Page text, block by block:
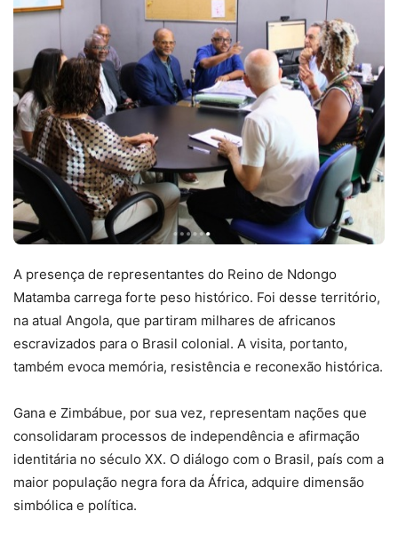
A presença de representantes do Reino de Ndongo
Matamba carrega forte peso histórico. Foi desse território,
na atual Angola, que partiram milhares de africanos
escravizados para o Brasil colonial. A visita, portanto,
também evoca memória, resistência e reconexão histórica.
Gana e Zimbábue, por sua vez, representam nações que
consolidaram processos de independência e afirmação
identitária no século XX. O diálogo com o Brasil, país com a
maior população negra fora da África, adquire dimensão
simbólica e política.